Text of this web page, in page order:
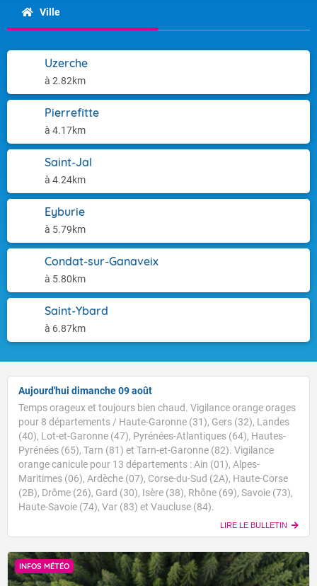
Ville
Uzerche
à 2.82km
Pierrefitte
à 4.17km
Saint-Jal
à 4.24km
Eyburie
à 5.79km
Condat-sur-Ganaveix
à 5.80km
Saint-Ybard
à 6.87km
Aujourd'hui dimanche 09 août
Temps orageux et toujours bien chaud. Vigilance orange orages
pour 8 départements / Haute-Garonne (31), Gers (32), Landes
(40), Lot-et-Garonne (47), Pyrénées-Atlantiques (64), Hautes-
Pyrénées (65), Tarn (81) et Tarn-et-Garonne (82). Vigilance
orange canicule pour 13 départements : Ain (01), Alpes-
Maritimes (06), Ardèche (07), Corse-du-Sud (2A), Haute-Corse
(2B), Drôme (26), Gard (30), Isère (38), Rhône (69), Savoie (73),
Haute-Savoie (74), Var (83) et Vaucluse (84).
LIRE LE BULLETIN
INFOS MÉTÉO